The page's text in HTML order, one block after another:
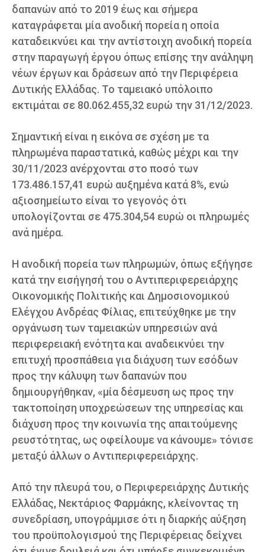
δαπανών από το 2019 έως και σήμερα
καταγράφεται μία ανοδική πορεία η οποία
καταδεικνύει και την αντίστοιχη ανοδική πορεία
στην παραγωγή έργου όπως επίσης την ανάληψη
νέων έργων και δράσεων από την Περιφέρεια
Δυτικής Ελλάδας. Το ταμειακό υπόλοιπο
εκτιμάται σε 80.062.455,32 ευρώ την 31/12/2023.
Σημαντική είναι η εικόνα σε σχέση με τα
πληρωμένα παραστατικά, καθώς μέχρι και την
30/11/2023 ανέρχονται στο ποσό των
173.486.157,41 ευρώ αυξημένα κατά 8%, ενώ
αξιοσημείωτο είναι το γεγονός ότι
υπολογίζονται σε 475.304,54 ευρώ οι πληρωμές
ανά ημέρα.
Η ανοδική πορεία των πληρωμών, όπως εξήγησε
κατά την εισήγησή του ο Αντιπεριφερειάρχης
Οικονομικής Πολιτικής και Δημοσιονομικού
Ελέγχου Ανδρέας Φίλιας, επιτεύχθηκε με την
οργάνωση των ταμειακών υπηρεσιών ανά
περιφερειακή ενότητα και αναδεικνύει την
επιτυχή προσπάθεια για διάχυση των εσόδων
προς την κάλυψη των δαπανών που
δημιουργήθηκαν, «μία δέσμευση ως προς την
τακτοποίηση υποχρεώσεων της υπηρεσίας και
διάχυση προς την κοινωνία της απαιτούμενης
ρευστότητας, ως οφείλουμε να κάνουμε» τόνισε
μεταξύ άλλων ο Αντιπεριφερειάρχης.
Από την πλευρά του, ο Περιφερειάρχης Δυτικής
Ελλάδας, Νεκτάριος Φαρμάκης, κλείνοντας τη
συνεδρίαση, υπογράμμισε ότι η διαρκής αύξηση
του προϋπολογισμού της Περιφέρειας δείχνει